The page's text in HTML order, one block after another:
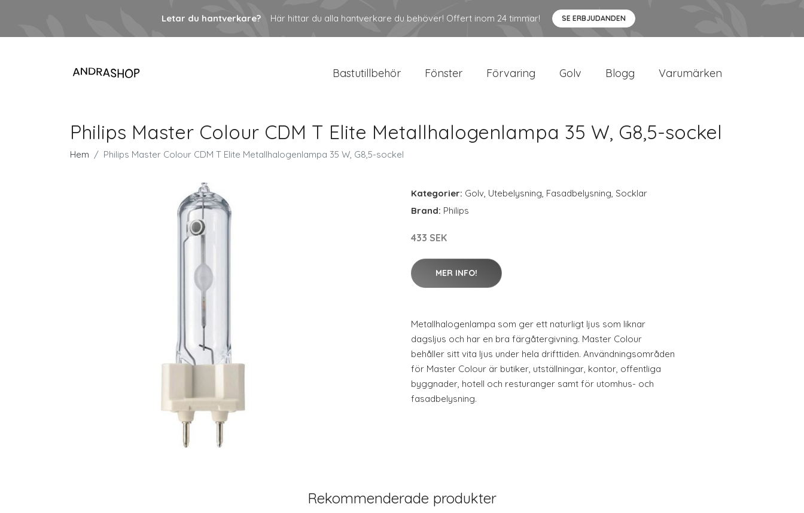
Letar du hantverkare? Här hittar du alla hantverkare du behöver! Offert inom 24 timmar! SE ERBJUDANDEN
Bastutillbehör Fönster Förvaring Golv Blogg Varumärken
Philips Master Colour CDM T Elite Metallhalogenlampa 35 W, G8,5-sockel
Hem Philips Master Colour CDM T Elite Metallhalogenlampa 35 W, G8,5-sockel
Kategorier: Golv, Utebelysning, Fasadbelysning, Socklar
Brand: Philips
433 SEK
MER INFO!
Metallhalogenlampa som ger ett naturligt ljus som liknar
dagsljus och har en bra färgåtergivning. Master Colour
behåller sitt vita ljus under hela drifttiden. Användningsområden
för Master Colour är butiker, utställningar, kontor, offentliga
byggnader, hotell och resturanger samt för utomhus- och
fasadbelysning.
Rekommenderade produkter